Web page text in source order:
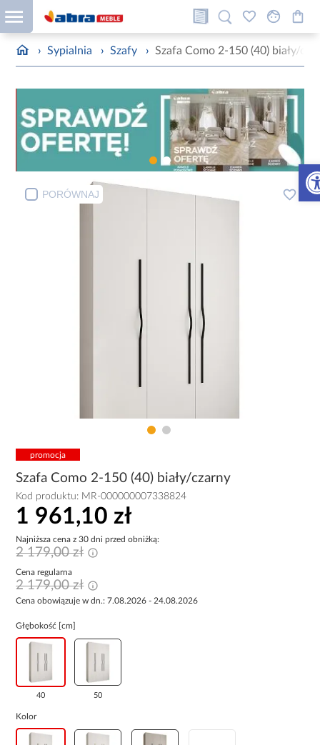
› Sypialnia › Szafy › Szafa Como 2-150 (40) biały/
PORÓWNAJ
promocja
Szafa Como 2-150 (40) biały/czarny
Kod produktu: MR-000000007338824
1 961,10 zł
Najniższa cena z 30 dni przed obniżką:
2 179,00 zł
Cena regularna
2 179,00 zł
Cena obowiązuje w dn.: 7.08.2026 - 24.08.2026
Głębokość [cm]
40 50
Kolor